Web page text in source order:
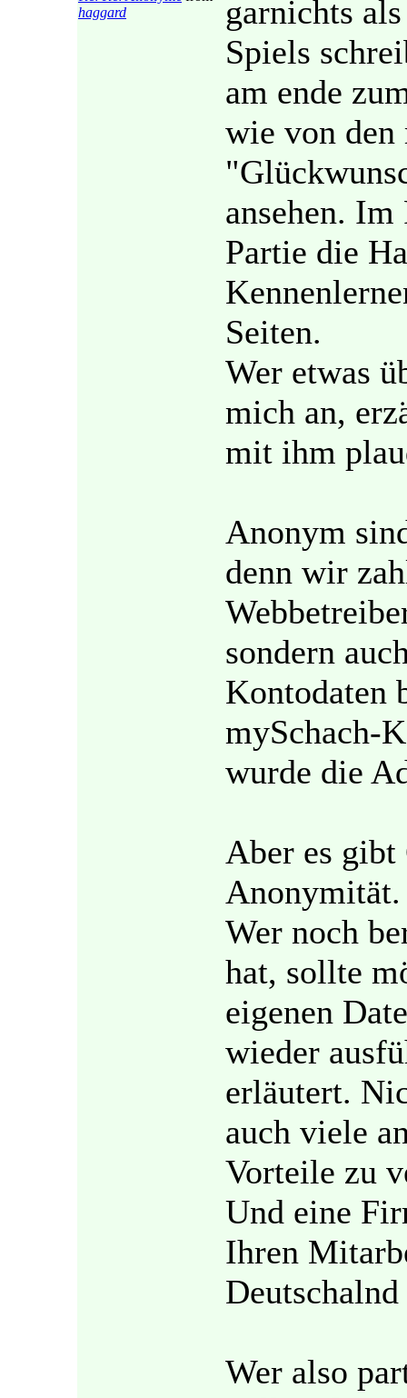
haggard
garnichts
Spiels
am ende
wie von den
ansehen.
Partie die
Seiten.
Wer etwas
mich an,
mit ihm
Anonym
denn wir
sondern
Kontodaten
mySchach-
wurde die
Aber es gibt
Anonymität.
Wer noch
hat, sollte
eigenen
wieder
erläutert.
auch viele
Vorteile zu
Und eine
Ihren
Wer also